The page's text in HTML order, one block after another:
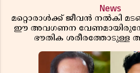
News
മറ്റൊരാൾക്ക് ജീവൻ നൽകി
ഈ അവഗണന
ഭൗതിക ശരീരത്തോടുള്ള